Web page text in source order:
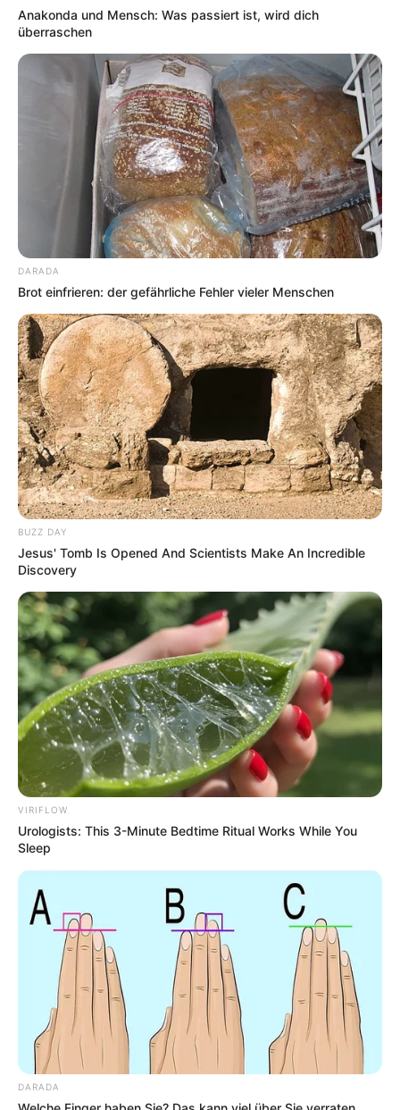
Spiel, Spaß und Sport als auch mit Entspannung
sehusa-wasserwelt.de.
Salztal-Paradies Bad Sachsa - In dem Freizeit- und
Erlebnisbad erwartet eine 5.000 ²m große
Badelandschaft mit Reifenrutsche,
Wildwasserkanal, Wellenbecken und vielen mehr
die Besucher. Informationen unterwww.salztal-para
dies.de
Vitamar Bade- und Saunaspaß Bad Lauterberg -
Groß und Klein können im Wellenbecken mit 1
Meter hohen Brandungswellen, im 1.000 m² großen
Erlebnisbereich, auf Wasserrutschen, einem
römischen Dampfbad und vielen weiteren
Attraktionen Spaß und Freude erleben.
Informationen unterwww.vitamar.de.
ALOHA Aqua-Land Erlebnisbad Osterode - Ein
großes Freibad und ein ähnlich großer Innenbereich
bieten mit Wildwasserkanal, Wasserrutsche,
Sprungturm und Saunalandschaft das ganze Jahr
über Badespaß für die ganze Familie. Informationen
unterwww.aqualand-osterode.de.
Soltau-Therme - Das Solebad mit bis zu 36 °C
warmen Wasser bietet Sole, Sauna, Wellness und
Fitness. Ob Schwimmen, Toben, Wellenvergnügen
oder Rutschen, das Hallenbad bietet Entspannung
und Vergnügen für die ganze Familie. Informationen
unterwww.soltau-therme-online.de.
Nordseetherme Bensersiel - In der Bade- und
Saunalandschaft an der Nordseeküste gibt es mit
Dschungelgrotte, Räuberinsel und zahlreichen
Rutschen viele Bade- und Abenteuermöglichkeiten.
Weitere Informationen mit der Internetsuche:
etherme Bensersiel
Seeburger See - Der auf natürliche Weise
liegende See wird auch als das Auge des
Eichsfeldes bezeichnet. Er ist ein beliebtes
Ausflugs- und Freizeitziel mit Naturseebad,
Bootsverleih, Restaurant, Abenteuerspielplatz,
Natur-Informationszentrum und vielem mehr.
Informationen unter de.wikipedia.org/
wiki/Seeburger
See
Thalassozentrum ahoi in Cuxhaven -
Meeresbrandung auch bei Ebbe und im Winter, das
gibt es unmittelbar am Badestrand von Cuxhaven
Anakonda und Mensch: Was passiert ist, wird dich
überraschen
DARADA
Brot einfrieren: der gefährliche Fehler vieler Menschen
BUZZ DAY
Jesus' Tomb Is Opened And Scientists Make An Incredible
Discovery
VIRIFLOW
Urologists: This 3-Minute Bedtime Ritual Works While You
Sleep
DARADA